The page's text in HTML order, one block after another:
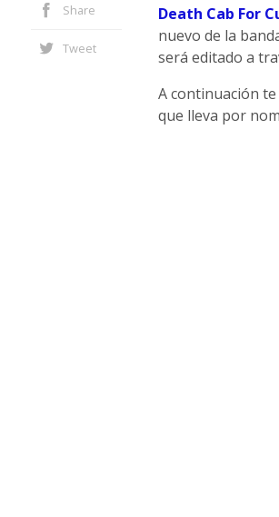
Share
Tweet
Death Cab For
nuevo de la
será editado a
A continuación
que lleva por